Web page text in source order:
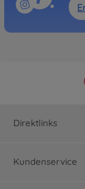
Direktlinks
Kundenservice